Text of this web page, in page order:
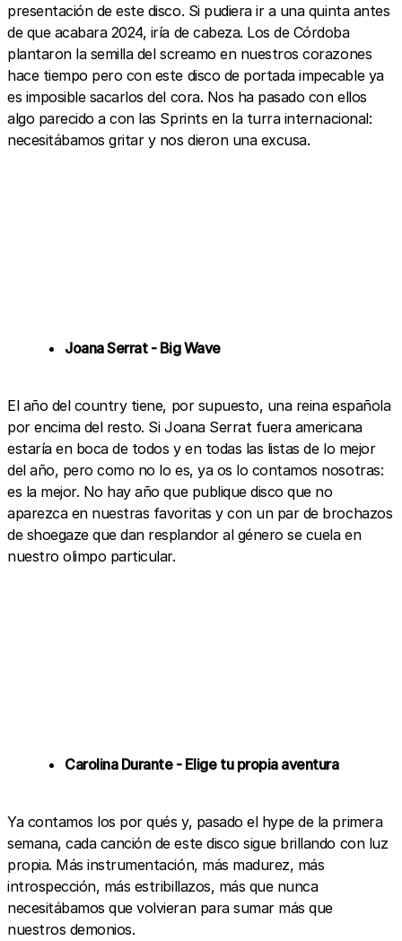
presentación de este disco. Si pudiera ir a una quinta antes
de que acabara 2024, iría de cabeza. Los de Córdoba
plantaron la semilla del screamo en nuestros corazones
hace tiempo pero con este disco de portada impecable ya
es imposible sacarlos del cora. Nos ha pasado con ellos
algo parecido a con las Sprints en la turra internacional:
necesitábamos gritar y nos dieron una excusa.
Joana Serrat - Big Wave
El año del country tiene, por supuesto, una reina española
por encima del resto. Si Joana Serrat fuera americana
estaría en boca de todos y en todas las listas de lo mejor
del año, pero como no lo es, ya os lo contamos nosotras:
es la mejor. No hay año que publique disco que no
aparezca en nuestras favoritas y con un par de brochazos
de shoegaze que dan resplandor al género se cuela en
nuestro olimpo particular.
Carolina Durante - Elige tu propia aventura
Ya contamos los por qués y, pasado el hype de la primera
semana, cada canción de este disco sigue brillando con luz
propia. Más instrumentación, más madurez, más
introspección, más estribillazos, más que nunca
necesitábamos que volvieran para sumar más que
nuestros demonios.